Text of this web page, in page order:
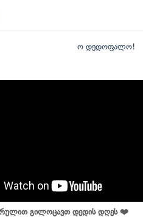
ო დედოფალო!
გილოცავთ დედის დღეს ❤️